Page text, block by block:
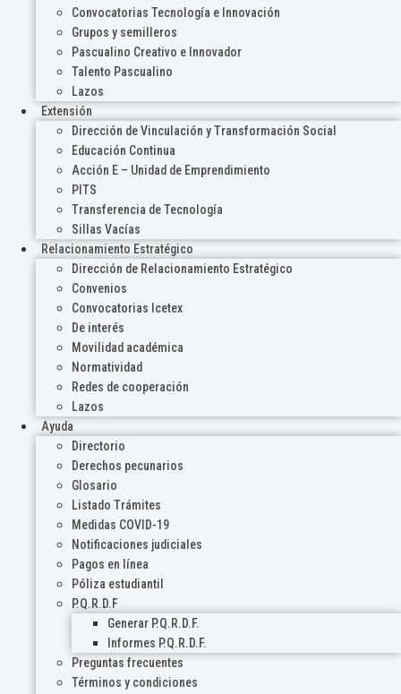
Convocatorias Tecnología e Innovación
Grupos y semilleros
Pascualino Creativo e Innovador
Talento Pascualino
Lazos
Extensión
Dirección de Vinculación y Transformación Social
Educación Continua
Acción E – Unidad de Emprendimiento
PITS
Transferencia de Tecnología
Sillas Vacías
Relacionamiento Estratégico
Dirección de Relacionamiento Estratégico
Convenios
Convocatorias Icetex
De interés
Movilidad académica
Normatividad
Redes de cooperación
Lazos
Ayuda
Directorio
Derechos pecunarios
Glosario
Listado Trámites
Medidas COVID-19
Notificaciones judiciales
Pagos en línea
Póliza estudiantil
P.Q.R.D.F
Generar P.Q.R.D.F.
Informes P.Q.R.D.F.
Preguntas frecuentes
Términos y condiciones